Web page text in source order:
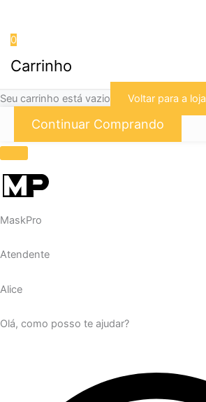
0
Carrinho
Seu carrinho está vazio Voltar para a loja
Continuar Comprando
MaskPro
Atendente
Alice
Olá, como posso te ajudar?